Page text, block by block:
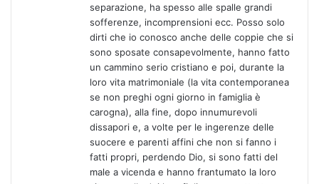
separazione, ha spesso alle spalle grandi
sofferenze, incomprensioni ecc. Posso solo
dirti che io conosco anche delle coppie che si
sono sposate consapevolmente, hanno fatto
un cammino serio cristiano e poi, durante la
loro vita matrimoniale (la vita contemporanea
se non preghi ogni giorno in famiglia è
carogna), alla fine, dopo innumurevoli
dissapori e, a volte per le ingerenze delle
suocere e parenti affini che non si fanno i
fatti propri, perdendo Dio, si sono fatti del
male a vicenda e hanno frantumato la loro